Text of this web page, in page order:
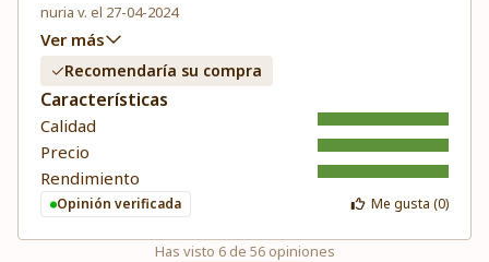
nuria v. el 27-04-2024
Ver más
Recomendaría su compra
Características
Calidad
Precio
Rendimiento
Opinión verificada Me gusta (0)
Has visto 6de 56opiniones